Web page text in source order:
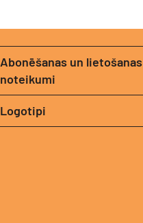
Abonēšanas un lietošanas
noteikumi
Logotipi